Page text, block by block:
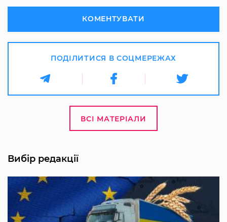
КОМЕНТУВАТИ
ПОДІЛИТИСЯ В СОЦМЕРЕЖАХ
ВСІ МАТЕРІАЛИ
Вибір редакції